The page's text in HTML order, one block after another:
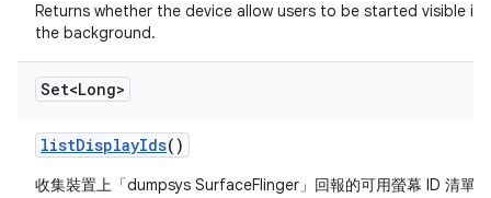
Returns whether the device allow users to be started visible in
the background.
Set<Long>
listDisplayIds()
收集裝置上「dumpsys SurfaceFlinger」回報的可用螢幕 ID 清單。